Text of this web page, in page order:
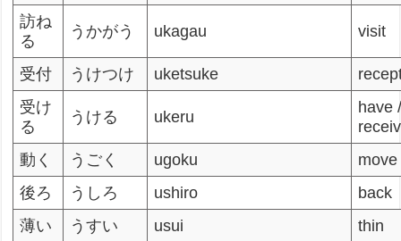
訪ね
る
うかがう ukagau visit
受付 うけつけ uketsuke
受け
る
うける ukeru
have
動く
うごく ugoku
move
後ろ
うしろ ushiro
back
薄い
うすい usui
thin